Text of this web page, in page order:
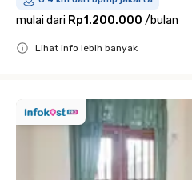
mulai dari Rp1.200.000 /bulan
Lihat info lebih banyak